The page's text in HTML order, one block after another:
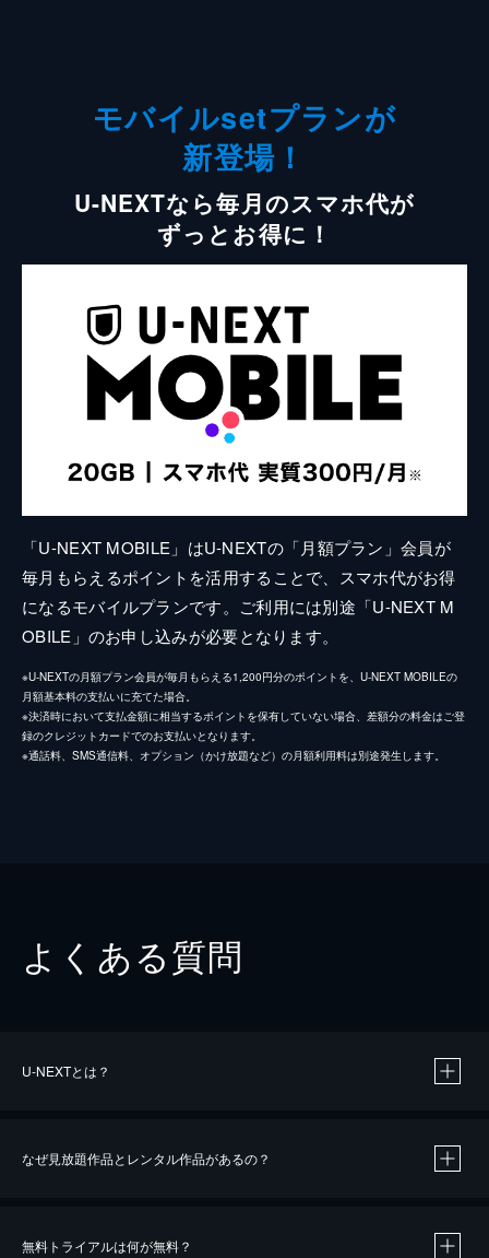
モバイルsetプランが
新登場！
U-NEXTなら毎月のスマホ代が
ずっとお得に！
「U-NEXT MOBILE」はU-NEXTの「月額プラン」会員が
毎月もらえるポイントを活用することで、スマホ代がお得
になるモバイルプランです。ご利用には別途「U-NEXT M
OBILE」のお申し込みが必要となります。
※U-NEXTの月額プラン会員が毎月もらえる1,200円分のポイントを、U-NEXT MOBILEの
月額基本料の支払いに充てた場合。
※決済時において支払金額に相当するポイントを保有していない場合、差額分の料金はご登
録のクレジットカードでのお支払いとなります。
※通話料、SMS通信料、オプション（かけ放題など）の月額利用料は別途発生します。
よくある質問
U-NEXTとは？
なぜ見放題作品とレンタル作品があるの？
無料トライアルは何が無料？